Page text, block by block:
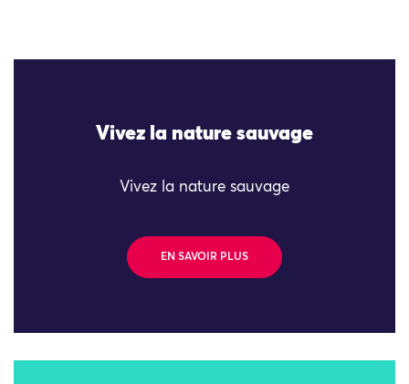
Vivez la nature sauvage
Vivez la nature sauvage
EN SAVOIR PLUS